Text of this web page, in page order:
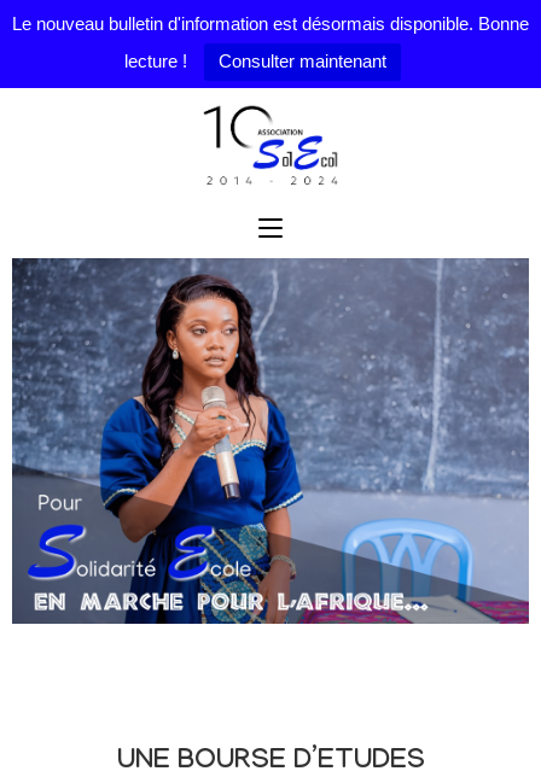
Le nouveau bulletin d'information est désormais disponible. Bonne
lecture !
Consulter maintenant
UNE BOURSE D’ETUDES